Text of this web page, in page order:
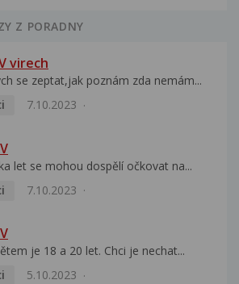
Z PORADNY
virech
se zeptat,jak poznám zda nemám...
7.10.2023
let se mohou dospělí očkovat na...
7.10.2023
je 18 a 20 let. Chci je nechat...
5.10.2023